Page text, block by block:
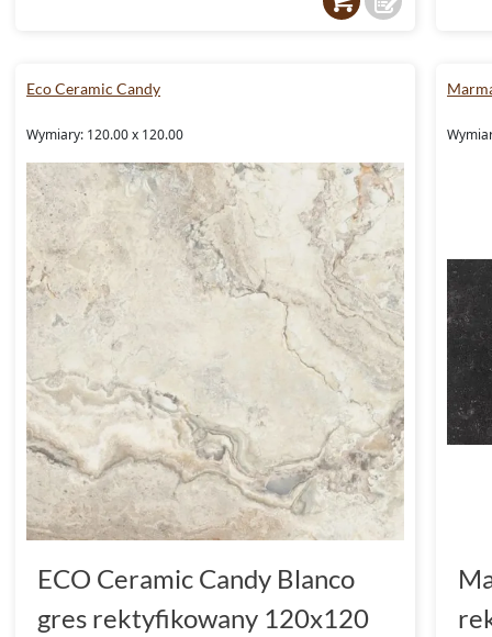
Eco Ceramic Candy
Wymiary: 120.00 x 120.00
ECO Ceramic Candy Blanco
gres rektyfikowany 120x120